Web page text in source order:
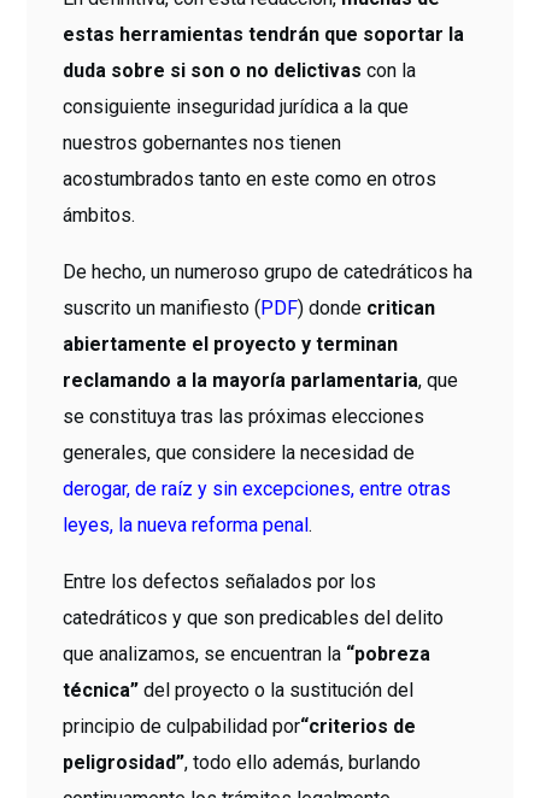
estas herramientas tendrán que soportar la
duda sobre si son o no delictivas con la
consiguiente inseguridad jurídica a la que
nuestros gobernantes nos tienen
acostumbrados tanto en este como en otros
ámbitos.
De hecho, un numeroso grupo de catedráticos ha
suscrito un manifiesto (PDF) donde critican
abiertamente el proyecto y terminan
reclamando a la mayoría parlamentaria, que
se constituya tras las próximas elecciones
generales, que considere la necesidad de
derogar, de raíz y sin excepciones, entre otras
leyes, la nueva reforma penal.
Entre los defectos señalados por los
catedráticos y que son predicables del delito
que analizamos, se encuentran la “pobreza
técnica” del proyecto o la sustitución del
principio de culpabilidad por“criterios de
peligrosidad”, todo ello además, burlando